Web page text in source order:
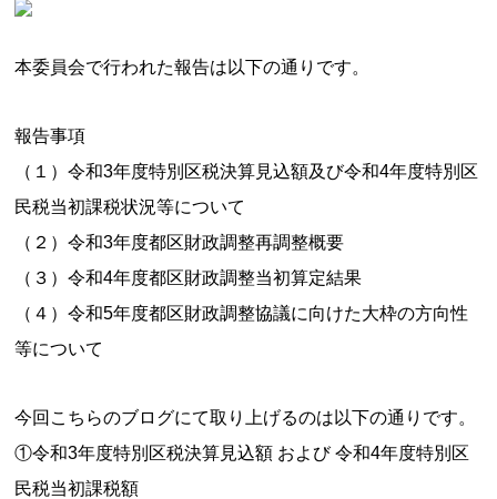
本委員会で行われた報告は以下の通りです。
報告事項
（１）令和3年度特別区税決算見込額及び令和4年度特別区
民税当初課税状況等について
（２）令和3年度都区財政調整再調整概要
（３）令和4年度都区財政調整当初算定結果
（４）令和5年度都区財政調整協議に向けた大枠の方向性
等について
今回こちらのブログにて取り上げるのは以下の通りです。
①令和3年度特別区税決算見込額 および 令和4年度特別区
民税当初課税額